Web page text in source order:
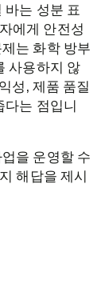
바는 성분 표
에게 안전성
는 화학 방부
사용하지 않
성, 제품 품질
다는 점입니
을 운영할 수
해답을 제시